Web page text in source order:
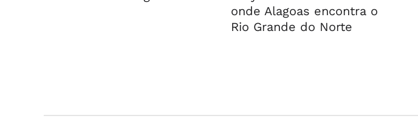
onde Alagoas encontra o
Rio Grande do Norte